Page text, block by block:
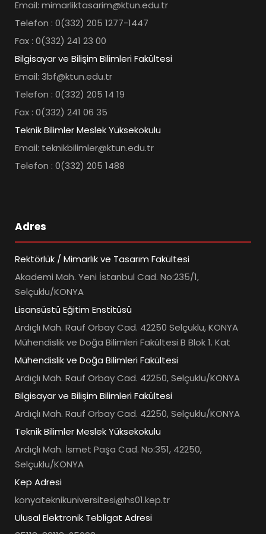
Email: mimarliktasarim@ktun.edu.tr
Telefon : 0(332) 205 1277-1447
Fax : 0(332) 241 23 00
Bilgisayar ve Bilişim Bilimleri Fakültesi
Email: 3bf@ktun.edu.tr
Telefon : 0(332) 205 14 19
Fax : 0(332) 241 06 35
Teknik Bilimler Meslek Yüksekokulu
Email: teknikbilimler@ktun.edu.tr
Telefon : 0(332) 205 1488
Adres
Rektörlük / Mimarlık ve Tasarım Fakültesi
Akademi Mah. Yeni İstanbul Cad. No:235/1,
Selçuklu/KONYA
Lisansüstü Eğitim Enstitüsü
Ardıçlı Mah. Rauf Orbay Cad. 42250 Selçuklu, KONYA
Mühendislik ve Doğa Bilimleri Fakültesi B Blok 1. Kat
Mühendislik ve Doğa Bilimleri Fakültesi
Ardıçlı Mah. Rauf Orbay Cad. 42250, Selçuklu/KONYA
Bilgisayar ve Bilişim Bilimleri Fakültesi
Ardıçlı Mah. Rauf Orbay Cad. 42250, Selçuklu/KONYA
Teknik Bilimler Meslek Yüksekokulu
Ardıçlı Mah. İsmet Paşa Cad. No:351, 42250,
Selçuklu/KONYA
Kep Adresi
konyateknikuniversitesi@hs01.kep.tr
Ulusal Elektronik Tebligat Adresi